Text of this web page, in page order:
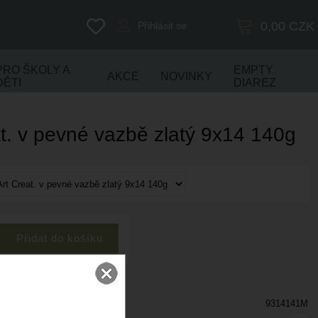
0,00 CZK
Přihlásit se
ŠKOLY A
AKCE NOVINKY
EMPTY
DIAREZ
v pevné vazbě zlatý 9x14 140g
9314141M